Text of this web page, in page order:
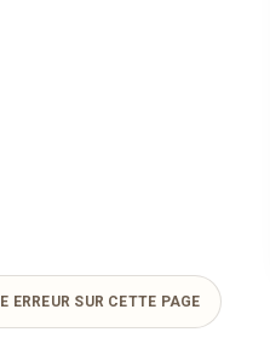
ERREUR SUR CETTE PAGE